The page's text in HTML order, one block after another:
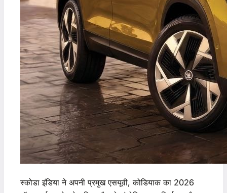
स्कोडा इंडिया ने अपनी प्रमुख एसयूवी, कोडियाक का 2026